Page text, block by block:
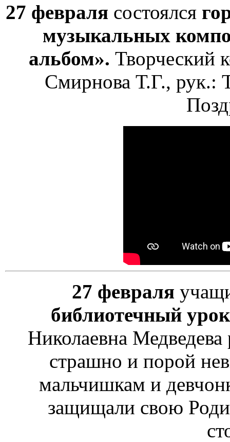
27 февраля состоялся
музыкальных
альбом». Творческий
Смирнова Т.Г., рук.:
27 февраля
библиотечный
Николаевна Медведева
страшно и порой
мальчишкам и
защищали свою